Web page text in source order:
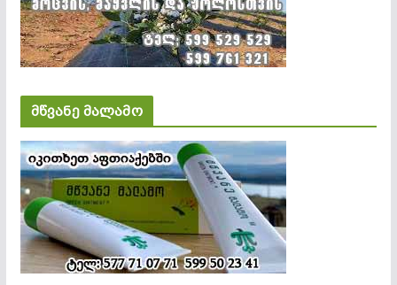
მწვანე მალამო